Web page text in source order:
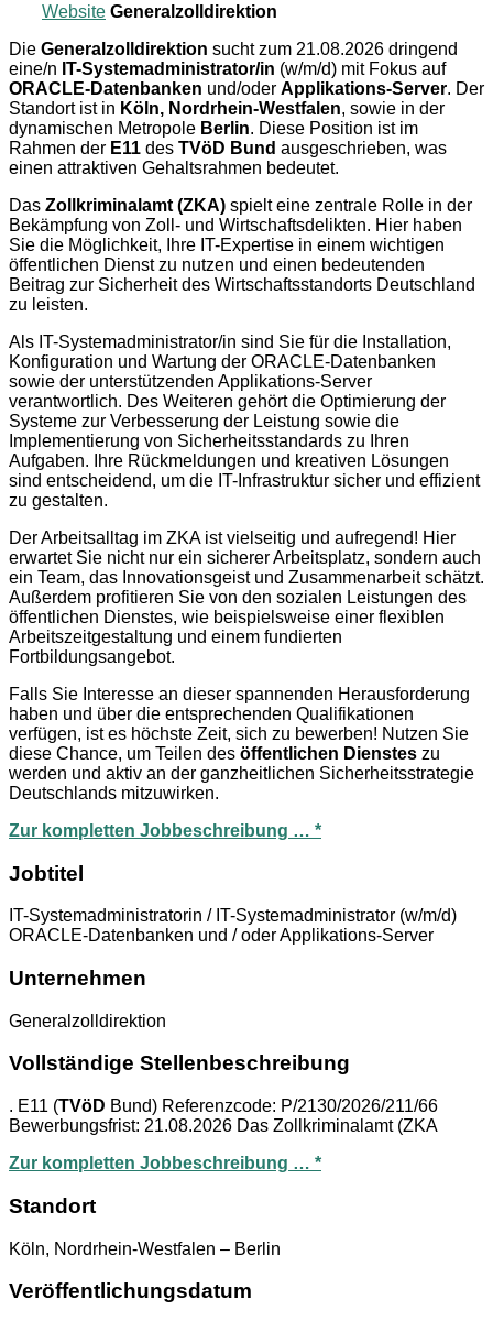
Website Generalzolldirektion
Die Generalzolldirektion sucht zum 21.08.2026 dringend
eine/n IT-Systemadministrator/in (w/m/d) mit Fokus auf
ORACLE-Datenbanken und/oder Applikations-Server. Der
Standort ist in Köln, Nordrhein-Westfalen, sowie in der
dynamischen Metropole Berlin. Diese Position ist im
Rahmen der E11 des TVöD Bund ausgeschrieben, was
einen attraktiven Gehaltsrahmen bedeutet.
Das Zollkriminalamt (ZKA) spielt eine zentrale Rolle in der
Bekämpfung von Zoll- und Wirtschaftsdelikten. Hier haben
Sie die Möglichkeit, Ihre IT-Expertise in einem wichtigen
öffentlichen Dienst zu nutzen und einen bedeutenden
Beitrag zur Sicherheit des Wirtschaftsstandorts Deutschland
zu leisten.
Als IT-Systemadministrator/in sind Sie für die Installation,
Konfiguration und Wartung der ORACLE-Datenbanken
sowie der unterstützenden Applikations-Server
verantwortlich. Des Weiteren gehört die Optimierung der
Systeme zur Verbesserung der Leistung sowie die
Implementierung von Sicherheitsstandards zu Ihren
Aufgaben. Ihre Rückmeldungen und kreativen Lösungen
sind entscheidend, um die IT-Infrastruktur sicher und effizient
zu gestalten.
Der Arbeitsalltag im ZKA ist vielseitig und aufregend! Hier
erwartet Sie nicht nur ein sicherer Arbeitsplatz, sondern auch
ein Team, das Innovationsgeist und Zusammenarbeit schätzt.
Außerdem profitieren Sie von den sozialen Leistungen des
öffentlichen Dienstes, wie beispielsweise einer flexiblen
Arbeitszeitgestaltung und einem fundierten
Fortbildungsangebot.
Falls Sie Interesse an dieser spannenden Herausforderung
haben und über die entsprechenden Qualifikationen
verfügen, ist es höchste Zeit, sich zu bewerben! Nutzen Sie
diese Chance, um Teilen des öffentlichen Dienstes zu
werden und aktiv an der ganzheitlichen Sicherheitsstrategie
Deutschlands mitzuwirken.
Zur kompletten Jobbeschreibung … *
Jobtitel
IT-Systemadministratorin / IT-Systemadministrator (w/m/d)
ORACLE-Datenbanken und / oder Applikations-Server
Unternehmen
Generalzolldirektion
Vollständige Stellenbeschreibung
. E11 (TVöD Bund) Referenzcode: P/2130/2026/211/66
Bewerbungsfrist: 21.08.2026 Das Zollkriminalamt (ZKA
Zur kompletten Jobbeschreibung … *
Standort
Köln, Nordrhein-Westfalen – Berlin
Veröffentlichungsdatum